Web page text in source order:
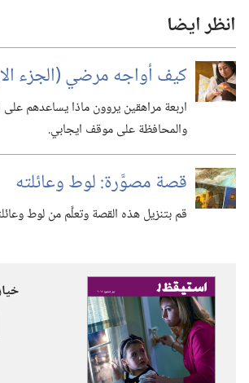
انظر ايضا
كيف أواجه مرضي (‏الجزء
اربعة مراهقين يروون ماذا يساعدهم
والمحافظة على موقف ايجابي.‏
قصة مصوَّرة:‏ لوط وعائلته
قم بتنزيل هذه القصة وتعلَّم من لوط